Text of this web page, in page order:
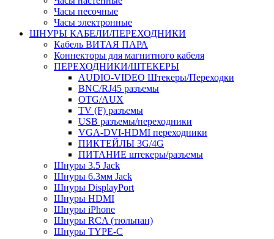
Часы песочные
Часы электронные
ШНУРЫ КАБЕЛИ/ПЕРЕХОДНИКИ
Кабель ВИТАЯ ПАРА
Коннекторы для магнитного кабеля
ПЕРЕХОДНИКИ/ШТЕКЕРЫ
AUDIO-VIDEO Штекеры/Переходки
BNC/RJ45 разъемы
OTG/AUX
TV (F) разъемы
USB разъемы/переходники
VGA-DVI-HDMI переходники
ПИКТЕЙЛЫ 3G/4G
ПИТАНИЕ штекеры/разъемы
Шнуры 3.5 Jack
Шнуры 6.3мм Jack
Шнуры DisplayPort
Шнуры HDMI
Шнуры iPhone
Шнуры RCA (тюльпан)
Шнуры TYPE-C